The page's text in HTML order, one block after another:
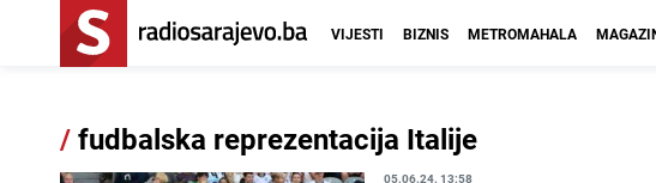
VIJESTI BIZNIS METROMAHALA
/fudbalska reprezentacija Italije
05.06.24. 13:58